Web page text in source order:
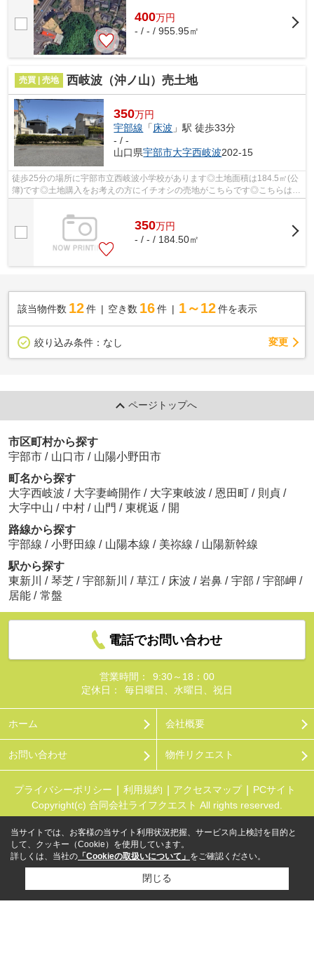
400万円
- / - / 955.95㎡
売買 | 売地 西岐波（沖ノ山）売土地
350万円
宇部線 「床波 」駅 徒歩33分
- / -
山口県宇部市大字西岐波202-15
徒歩25分の場所に宇部市立西岐波小学校があります◎土地面積は184.5㎡(公
簿)です◎土地購入をお考えの方にイチオシの売地がこちらです◎こちらは間
350万円
- / - / 184.50㎡
該当物件数 12件 空き数 16 件 1～12 件を表示
絞り込み条件： なし 変更
ページトップへ
市区町村から探す
宇部市 / 山口市 / 山陽小野田市
町名から探す
大字西岐波 / 大字妻崎開作 / 大字東岐波 / 恩田町 / 則貞 /
大字中山 / 中村 / 山門 / 東梶返 / 開
路線から探す
宇部線 / 小野田線 / 山陽本線 / 美祢線 / 山陽新幹線
駅から探す
東新川 / 琴芝 / 宇部新川 / 草江 / 床波 / 岩鼻 / 宇部 / 宇部岬 /
居能 / 常盤
電話でお問い合わせ
営業時間：
9:30～18：00
定休日：
毎日曜日、水曜日、祝日
ホーム 会社概要
お問い合わせ 物件リクエスト
プライバシーポリシー 利用規約 アクセスマップ
PCサイト
Copyright(c) 合同会社ライフクエスト All rights reserved.
当サイトでは、お客様の当サイト利用状況把握、サービス向上検討を目的と
して、クッキー（Cookie）を使用しています。
詳しくは、当社の 「Cookieの取扱いについて」 をご確認ください。
閉じる